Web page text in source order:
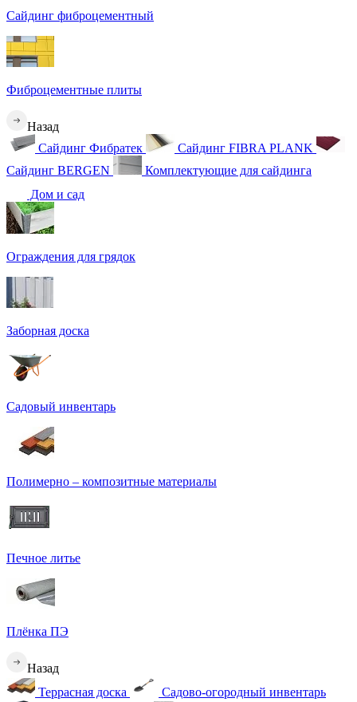
Сайдинг фиброцементный
Фиброцементные плиты
Назад
Сайдинг Фибратек
Сайдинг FIBRA PLANK
Сайдинг BERGEN
Комплектующие для сайдинга
Дом и сад
Ограждения для грядок
Заборная доска
Садовый инвентарь
Полимерно – композитные материалы
Печное литье
Плёнка ПЭ
Назад
Террасная доска
Садово-огородный инвентарь